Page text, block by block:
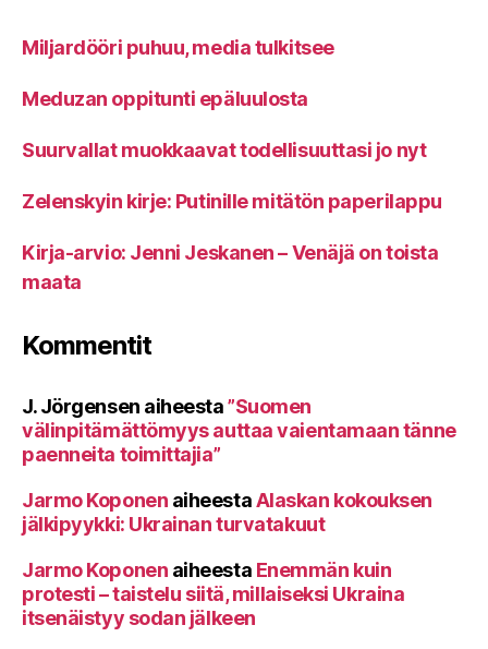
Miljardööri puhuu, media tulkitsee
Meduzan oppitunti epäluulosta
Suurvallat muokkaavat todellisuuttasi jo nyt
Zelenskyin kirje: Putinille mitätön paperilappu
Kirja-arvio: Jenni Jeskanen – Venäjä on toista
maata
Kommentit
J. Jörgensen aiheesta”Suomen
välinpitämättömyys auttaa vaientamaan tänne
paenneita toimittajia”
Jarmo Koponen aiheestaAlaskan kokouksen
jälkipyykki: Ukrainan turvatakuut
Jarmo Koponen aiheesta Enemmän kuin
protesti – taistelu siitä, millaiseksi Ukraina
itsenäistyy sodan jälkeen